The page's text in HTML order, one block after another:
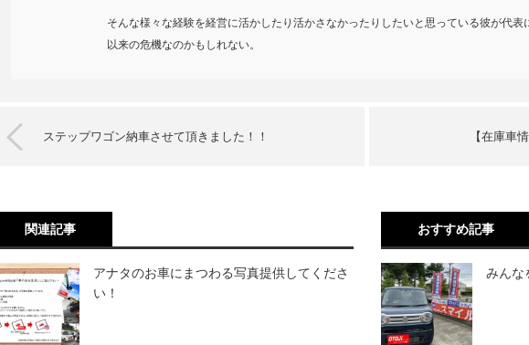
そんな様々な経験を経営に活かしたり活かさなかったりしたいと思っている彼が代
以来の危機なのかもしれない。
ステップワゴン納車させて頂きました！！ 【在庫車
関連記事
アナタのお車にまつわる写真提供してくださ
い！
おすすめ記事
みんな